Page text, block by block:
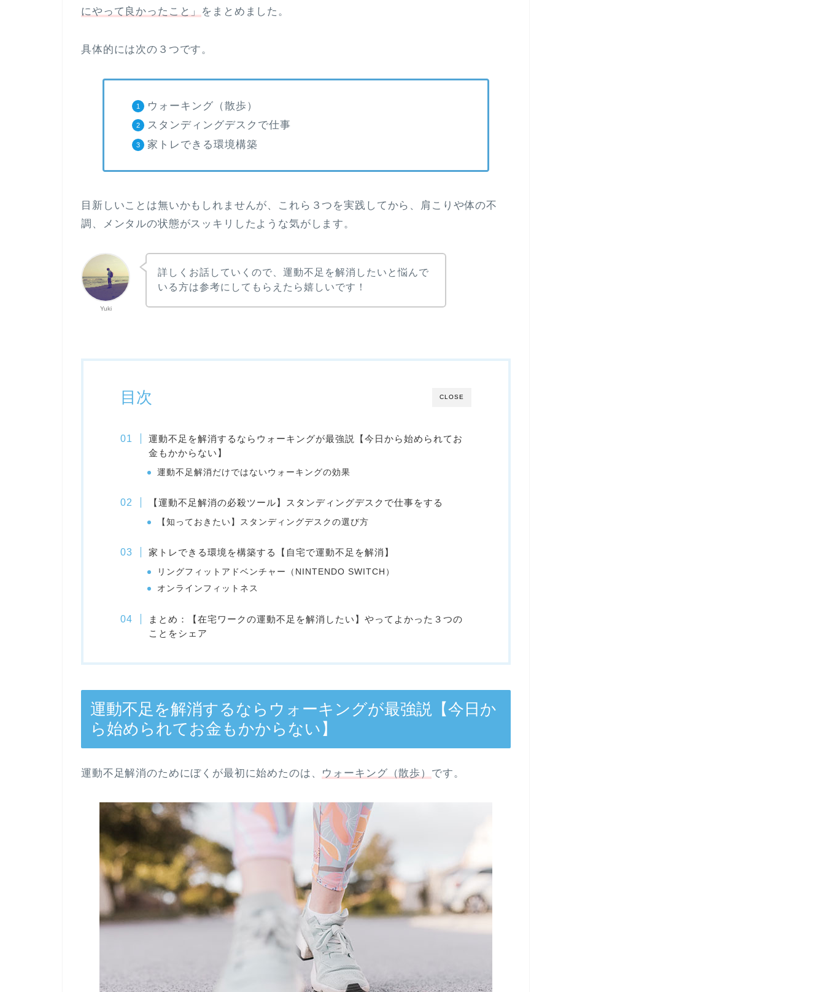
にやって良かったこと」 をまとめました。
具体的には次の３つです。
ウォーキング（散歩）
スタンディングデスクで仕事
家トレできる環境構築
目新しいことは無いかもしれませんが、これら３つを実践してから、肩こりや体の不
調、メンタルの状態がスッキリしたような気がします。
Yuki
詳しくお話していくので、運動不足を解消したいと悩んで
いる方は参考にしてもらえたら嬉しいです！
CLOSE
目次
運動不足を解消するならウォーキングが最強説【今日から始められてお
金もかからない】
運動不足解消だけではないウォーキングの効果
【運動不足解消の必殺ツール】スタンディングデスクで仕事をする
【知っておきたい】スタンディングデスクの選び方
家トレできる環境を構築する【自宅で運動不足を解消】
リングフィットアドベンチャー（NINTENDO SWITCH）
オンラインフィットネス
まとめ：【在宅ワークの運動不足を解消したい】やってよかった３つの
ことをシェア
運動不足を解消するならウォーキングが最強説【今日か
ら始められてお金もかからない】
運動不足解消のためにぼくが最初に始めたのは、 ウォーキング（散歩） です。